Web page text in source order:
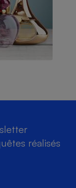
réalisés